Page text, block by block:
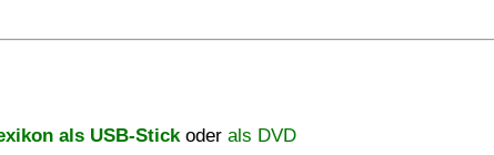
als USB-Stickoder als DVD